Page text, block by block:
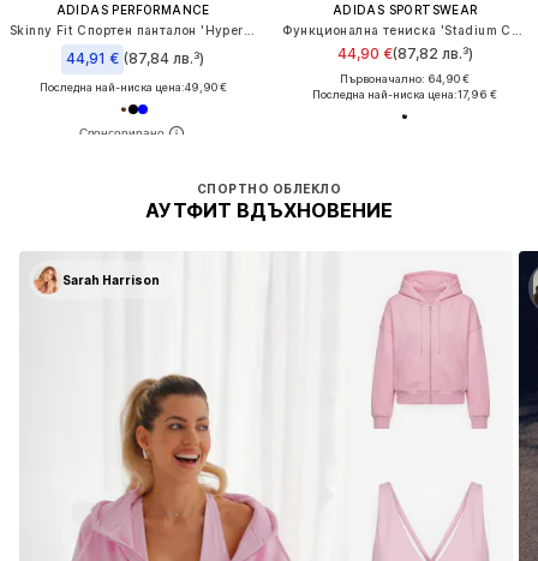
ADIDAS PERFORMANCE
44,91 € (87,84 лв.³)
Последна най-ниска цена:49,90 €
ADIDAS SPORTSWEAR
44,90 €(87,82 лв.³)
Първоначално: 64,90 €
Последна най-ниска цена:17,96 €
СПОРТНО ОБЛЕКЛО
АУТФИТ ВДЪХНОВЕНИЕ
Sarah Harrison